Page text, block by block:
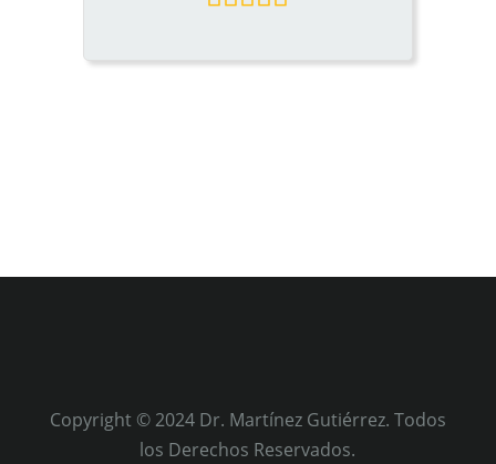
Copyright © 2024 Dr. Martínez Gutiérrez. Todos
los Derechos Reservados.